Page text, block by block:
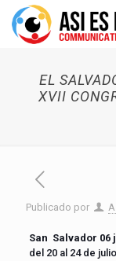
EL
XVII
Publicado por
San Salvador 06
del 20 al 24 de